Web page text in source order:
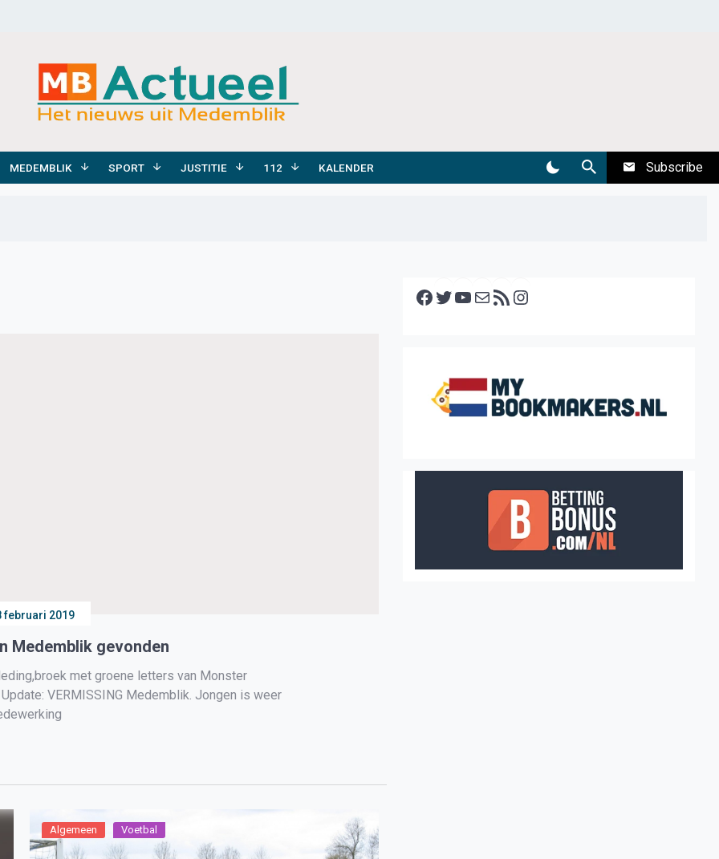
MEDEMBLIK SPORT JUSTITIE 112 KALENDER Subscribe
februari 2019
Medemblik gevonden
met groene letters van Monster
VERMISSING Medemblik. Jongen is weer
Algemeen Voetbal
Facebook Twitter YouTube E-mail RSS feed